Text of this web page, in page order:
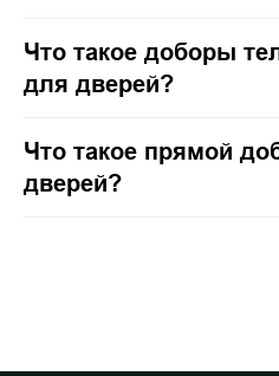
Что такое доборы
для дверей?
Что такое прямой
дверей?